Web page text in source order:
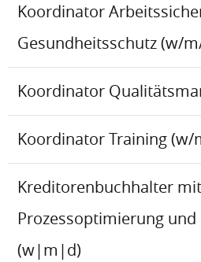
Koordinator
Gesundheitsschutz (w/
Koordinator
Koordinator Training (w/
Kreditorenbuchhalter
Prozessoptimierung
(w|m|d)